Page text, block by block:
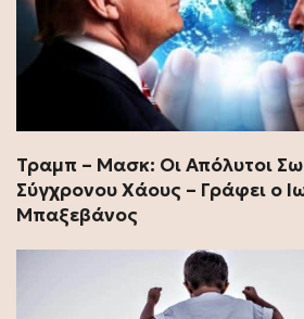
Τραμπ – Μασκ: Οι Απόλυτοι
Σύγχρονου Χάους – Γράφει ο
Μπαξεβάνος